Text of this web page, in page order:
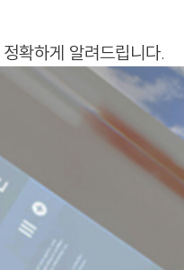
확하게 알려드립니다.